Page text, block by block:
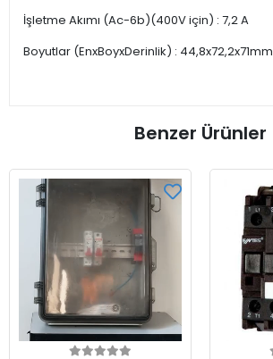
İşletme Akımı (Ac-6b)(400V için) : 7,2 A
Boyutlar (EnxBoyxDerinlik) : 44,8x72,2x71mm
Benzer Ürünler